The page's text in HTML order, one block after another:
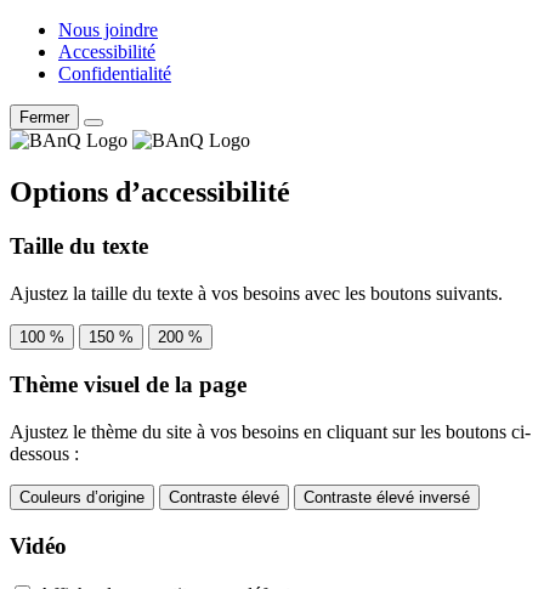
Nous joindre
Accessibilité
Confidentialité
Fermer
Options d’accessibilité
Taille du texte
Ajustez la taille du texte à vos besoins avec les boutons suivants.
100 % 150 % 200 %
Thème visuel de la page
Ajustez le thème du site à vos besoins en cliquant sur les boutons ci-
dessous :
Couleurs d’origine Contraste élevé Contraste élevé inversé
Vidéo